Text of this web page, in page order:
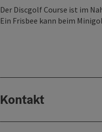
Der Discgolf Course ist im
Ein Frisbee kann beim
Kontakt